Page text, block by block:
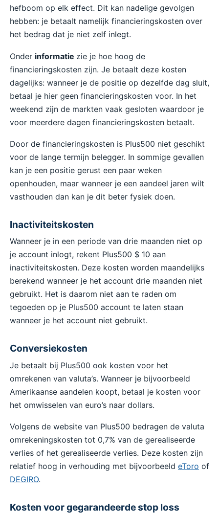
hefboom op elk effect. Dit kan nadelige gevolgen
hebben: je betaalt namelijk financieringskosten over
het bedrag dat je niet zelf inlegt.
Onder informatie zie je hoe hoog de
financieringskosten zijn. Je betaalt deze kosten
dagelijks: wanneer je de positie op dezelfde dag sluit,
betaal je hier geen financieringskosten voor. In het
weekend zijn de markten vaak gesloten waardoor je
voor meerdere dagen financieringskosten betaalt.
Door de financieringskosten is Plus500 niet geschikt
voor de lange termijn belegger. In sommige gevallen
kan je een positie gerust een paar weken
openhouden, maar wanneer je een aandeel jaren wilt
vasthouden dan kan je dit beter fysiek doen.
Inactiviteitskosten
Wanneer je in een periode van drie maanden niet op
je account inlogt, rekent Plus500 $ 10 aan
inactiviteitskosten. Deze kosten worden maandelijks
berekend wanneer je het account drie maanden niet
gebruikt. Het is daarom niet aan te raden om
tegoeden op je Plus500 account te laten staan
wanneer je het account niet gebruikt.
Conversiekosten
Je betaalt bij Plus500 ook kosten voor het
omrekenen van valuta’s. Wanneer je bijvoorbeeld
Amerikaanse aandelen koopt, betaal je kosten voor
het omwisselen van euro’s naar dollars.
Volgens de website van Plus500 bedragen de valuta
omrekeningskosten tot 0,7% van de gerealiseerde
verlies of het gerealiseerde verlies. Deze kosten zijn
relatief hoog in verhouding met bijvoorbeeld eToro of
DEGIRO.
Kosten voor gegarandeerde stop loss